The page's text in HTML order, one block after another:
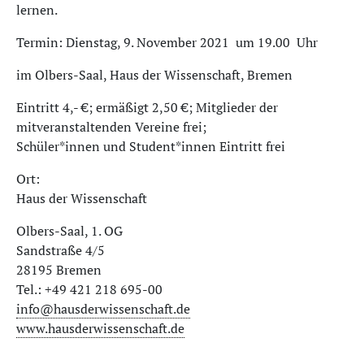
ler­nen.
Termin: Dienstag, 9. November 2021 um 19.00 Uhr
im Olbers-Saal, Haus der Wissenschaft, Bremen
Eintritt 4,- €; ermäßigt 2,50 €; Mitglieder der
mitveranstaltenden Vereine frei;
Schüler*innen und Student*innen Eintritt frei
Ort:
Haus der Wissenschaft
Ol­bers-Saal, 1. OG
Sandstraße 4/5
28195 Bremen
Tel.: +49 421 218 695-00
info@hausderwissenschaft.de
www.hausderwissenschaft.de